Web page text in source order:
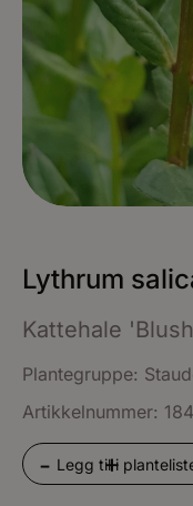
Lythrum
Kattehale
Plantegruppe:
Artikkelnummer:
- +
Legg til i